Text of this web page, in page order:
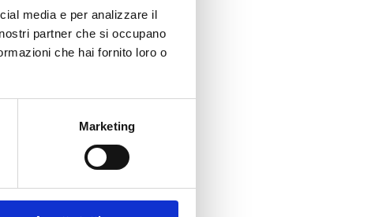
media e per analizzare il
partner che si occupano
che hai fornito loro o
Marketing